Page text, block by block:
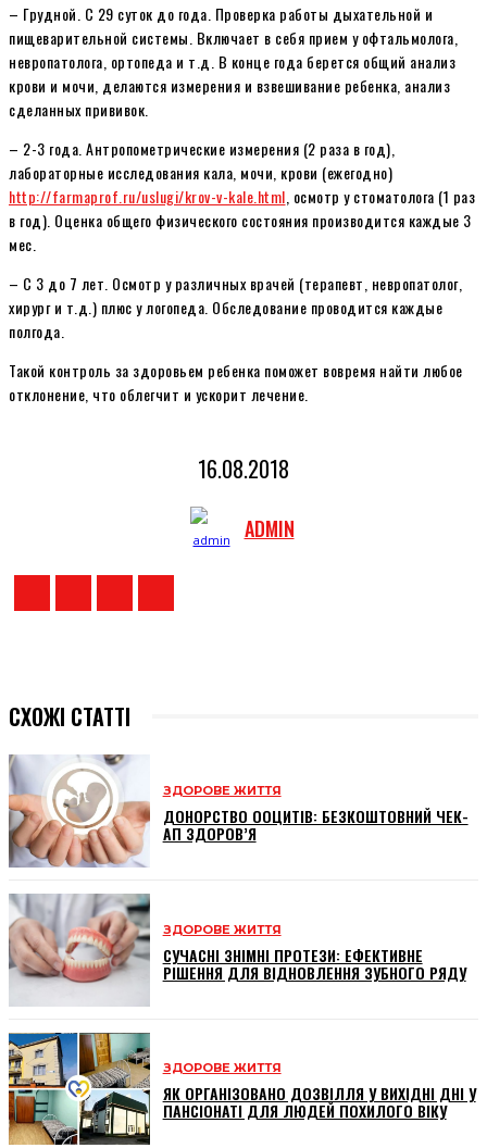
– Грудной. С 29 суток до года. Проверка работы дыхательной и
пищеварительной системы. Включает в себя прием у офтальмолога,
невропатолога, ортопеда и т.д. В конце года берется общий анализ
крови и мочи, делаются измерения и взвешивание ребенка, анализ
сделанных прививок.
– 2-3 года. Антропометрические измерения (2 раза в год),
лабораторные исследования кала, мочи, крови (ежегодно)
http://farmaprof.ru/uslugi/krov-v-kale.html , осмотр у стоматолога (1 раз
в год). Оценка общего физического состояния производится каждые 3
мес.
– С 3 до 7 лет. Осмотр у различных врачей (терапевт, невропатолог,
хирург и т.д.) плюс у логопеда. Обследование проводится каждые
полгода.
Такой контроль за здоровьем ребенка поможет вовремя найти любое
отклонение, что облегчит и ускорит лечение.
16.08.2018
ADMIN
СХОЖІ СТАТТІ
ЗДОРОВЕ ЖИТТЯ
ДОНОРСТВО ООЦИТІВ: БЕЗКОШТОВНИЙ ЧЕК-
АП ЗДОРОВ’Я
ЗДОРОВЕ ЖИТТЯ
СУЧАСНІ ЗНІМНІ ПРОТЕЗИ: ЕФЕКТИВНЕ
РІШЕННЯ ДЛЯ ВІДНОВЛЕННЯ ЗУБНОГО РЯДУ
ЗДОРОВЕ ЖИТТЯ
ЯК ОРГАНІЗОВАНО ДОЗВІЛЛЯ У ВИХІДНІ ДНІ У
ПАНСІОНАТІ ДЛЯ ЛЮДЕЙ ПОХИЛОГО ВІКУ